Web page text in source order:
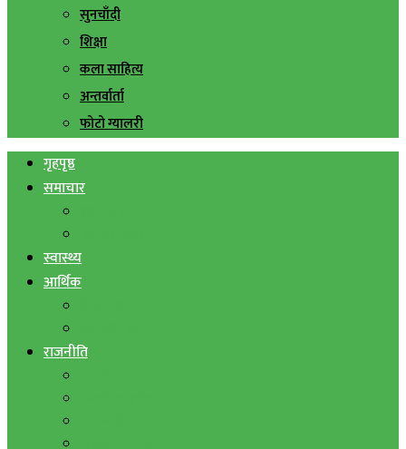
सुनचाँदी
शिक्षा
कला साहित्य
अन्तर्वार्ता
फोटो ग्यालरी
गृहपृष्ठ
समाचार
स्वास्थ्य
आर्थिक
राजनीति